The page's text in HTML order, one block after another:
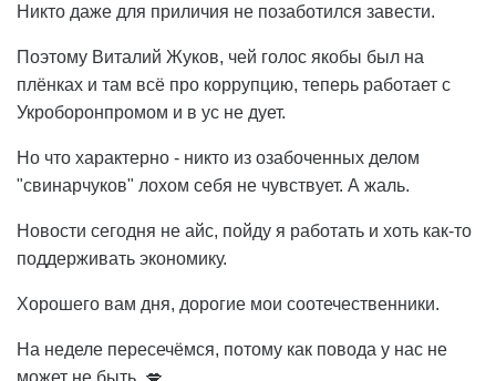
Никто даже для приличия не позаботился завести.
Поэтому Виталий Жуков, чей голос якобы был на
плёнках и там всё про коррупцию, теперь работает с
Укроборонпромом и в ус не дует.
Но что характерно - никто из озабоченных делом
"свинарчуков" лохом себя не чувствует. А жаль.
Новости сегодня не айс, пойду я работать и хоть как-то
поддерживать экономику.
Хорошего вам дня, дорогие мои соотечественники.
На неделе пересечёмся, потому как повода у нас не
может не быть. 💋